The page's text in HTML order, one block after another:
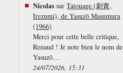
Nicolas surTatouage (刺青,
Irezumi), de Yasuzō Masumura
(1966)
Merci pour cette belle critique,
Renaud ! Je note bien le nom de
Yasuzō…
24/07/2026, 15:31